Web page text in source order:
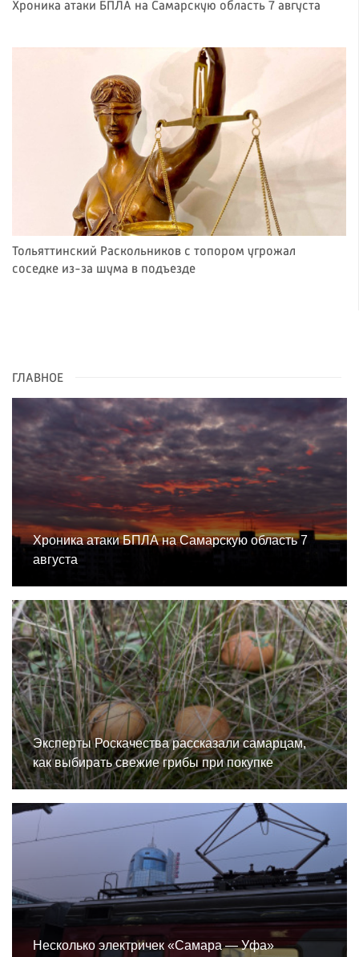
Хроника атаки БПЛА на Самарскую область 7 августа
Тольяттинский Раскольников с топором угрожал
соседке из-за шума в подъезде
ГЛАВНОЕ
Хроника атаки БПЛА на Самарскую область 7
августа
Эксперты Роскачества рассказали самарцам,
как выбирать свежие грибы при покупке
Несколько электричек «Самара — Уфа»